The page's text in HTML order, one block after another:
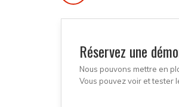
Réservez une
Nous pouvons mettre en
Vous pouvez voir et tester